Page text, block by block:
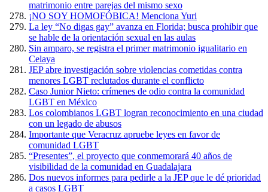
matrimonio entre parejas del mismo sexo
¡NO SOY HOMOFÓBICA! Menciona Yuri
La ley “No digas gay” avanza en Florida; busca prohibir que
se hable de la orientación sexual en las aulas
Sin amparo, se registra el primer matrimonio igualitario en
Celaya
JEP abre investigación sobre violencias cometidas contra
menores LGBT reclutados durante el conflicto
Caso Junior Nieto: crímenes de odio contra la comunidad
LGBT en México
Los colombianos LGBT logran reconocimiento en una ciudad
con un legado de abusos
Importante que Veracruz apruebe leyes en favor de
comunidad LGBT
“Presentes”, el proyecto que conmemorará 40 años de
visibilidad de la comunidad en Guadalajara
Dos nuevos informes para pedirle a la JEP que le dé prioridad
a casos LGBT